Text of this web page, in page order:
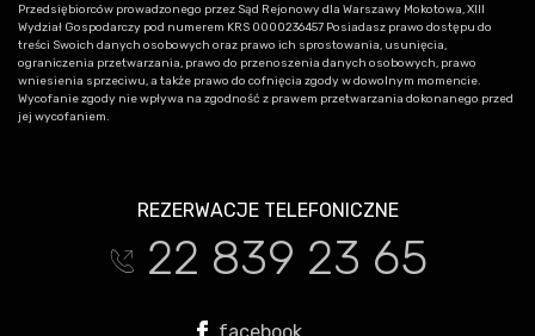
Przedsiębiorców prowadzonego przez Sąd Rejonowy dla Warszawy Mokotowa, XIII
Wydział Gospodarczy pod numerem KRS 0000236457 Posiadasz prawo dostępu do
treści Swoich danych osobowych oraz prawo ich sprostowania, usunięcia,
ograniczenia przetwarzania, prawo do przenoszenia danych osobowych, prawo
wniesienia sprzeciwu, a także prawo do cofnięcia zgody w dowolnym momencie.
Wycofanie zgody nie wpływa na zgodność z prawem przetwarzania dokonanego przed
jej wycofaniem.
REZERWACJE TELEFONICZNE
t 22 839 23 65